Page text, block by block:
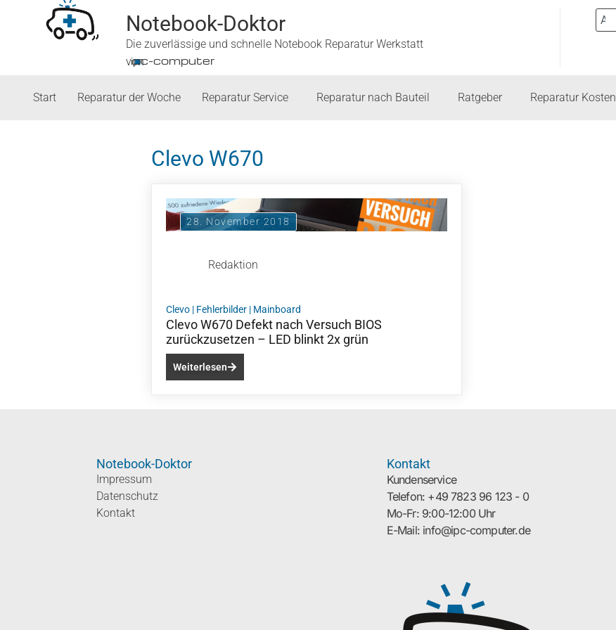
Notebook-Doktor
Die zuverlässige und schnelle Notebook Reparatur Werkstatt
von
■
ipc-computer
Start Reparatur der Woche Reparatur Service Reparatur nach Bauteil Ratgeber Reparatur Kosten
Clevo W670
28. November 2018
Redaktion
Clevo | Fehlerbilder | Mainboard
Clevo W670 Defekt nach Versuch BIOS
zurückzusetzen – LED blinkt 2x grün
Weiterlesen
Notebook-Doktor
Impressum
Datenschutz
Kontakt
Kontakt
Kundenservice
Telefon: +49 7823 96 123 - 0
Mo-Fr: 9:00-12:00 Uhr
E-Mail: info@ipc-computer.de